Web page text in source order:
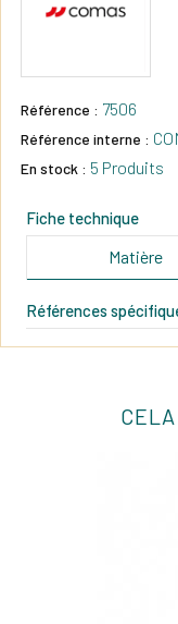
Référence : 7506
Référence interne :
En stock : 5 Produits
Fiche technique
Matière
Références